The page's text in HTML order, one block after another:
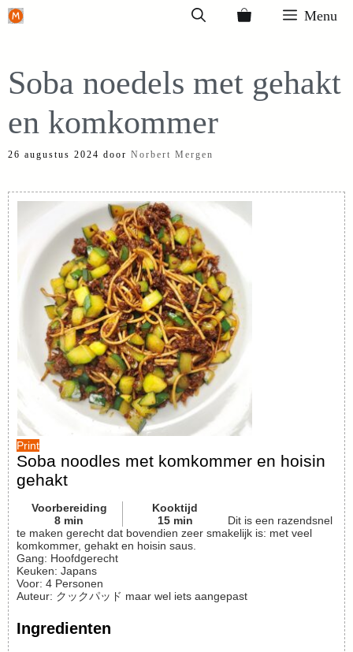
Ga
inhoud
Menu
Soba noedels met gehakt
en komkommer
26 augustus 2024 door Norbert Mergen
Print
Soba noodles met komkommer en hoisin
gehakt
Voorbereiding
8 min
Kooktijd
15 min
Dit is een razendsnel
te maken gerecht dat bovendien zeer smakelijk is: met veel
komkommer, gehakt en hoisin saus.
Gang: Hoofdgerecht
Keuken: Japans
Voor: 4 Personen
Auteur: クックパッド maar wel iets aangepast
Ingredienten